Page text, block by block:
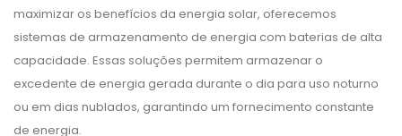
maximizar os benefícios da energia solar, oferecemos
sistemas de armazenamento de energia com baterias de alta
capacidade. Essas soluções permitem armazenar o
excedente de energia gerada durante o dia para uso noturno
ou em dias nublados, garantindo um fornecimento constante
de energia.